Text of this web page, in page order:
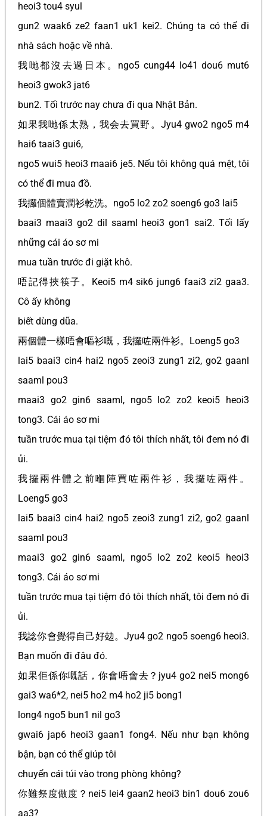
heoi3 tou4 syul
gun2 waak6 ze2 faan1 uk1 kei2. Chúng ta có thể đi
nhà sách hoặc về nhà.
我哋都沒去過日本。ngo5 cung44 lo41 dou6 mut6
heoi3 gwok3 jat6
bun2. Tối trước nay chưa đi qua Nhật Bản.
如果我哋係太熟，我会去買野。Jyu4 gwo2 ngo5 m4
hai6 taai3 gui6,
ngo5 wui5 heoi3 maai6 je5. Nếu tôi không quá mệt, tôi
có thể đi mua đồ.
我攞個體賣潤衫乾洗。ngo5 lo2 zo2 soeng6 go3 lai5
baai3 maai3 go2 dil saaml heoi3 gon1 sai2. Tối lấy
những cái áo sơ mi
mua tuần trước đi giặt khô.
唔記得挾筷子。Keoi5 m4 sik6 jung6 faai3 zi2 gaa3.
Cô ấy không
biết dùng dũa.
兩個體一樣唔會嘔衫嘅，我攞咗兩件衫。Loeng5 go3
lai5 baai3 cin4 hai2 ngo5 zeoi3 zung1 zi2, go2 gaanl
saaml pou3
maai3 go2 gin6 saaml, ngo5 lo2 zo2 keoi5 heoi3
tong3. Cái áo sơ mi
tuần trước mua tại tiệm đó tôi thích nhất, tôi đem nó đi
ủi.
我攞兩件體之前嗰陣買咗兩件衫，我攞咗兩件。
Loeng5 go3
lai5 baai3 cin4 hai2 ngo5 zeoi3 zung1 zi2, go2 gaanl
saaml pou3
maai3 go2 gin6 saaml, ngo5 lo2 zo2 keoi5 heoi3
tong3. Cái áo sơ mi
tuần trước mua tại tiệm đó tôi thích nhất, tôi đem nó đi
ủi.
我諗你會覺得自己好攰。Jyu4 go2 ngo5 soeng6 heoi3.
Bạn muốn đi đâu đó.
如果佢係你嘅話，你會唔會去？jyu4 go2 nei5 mong6
gai3 wa6*2, nei5 ho2 m4 ho2 ji5 bong1
long4 ngo5 bun1 nil go3
gwai6 jap6 heoi3 gaan1 fong4. Nếu như bạn không
bận, bạn có thể giúp tôi
chuyển cái túi vào trong phòng không?
你難祭度做度？nei5 lei4 gaan2 heoi3 bin1 dou6 zou6
aa3?